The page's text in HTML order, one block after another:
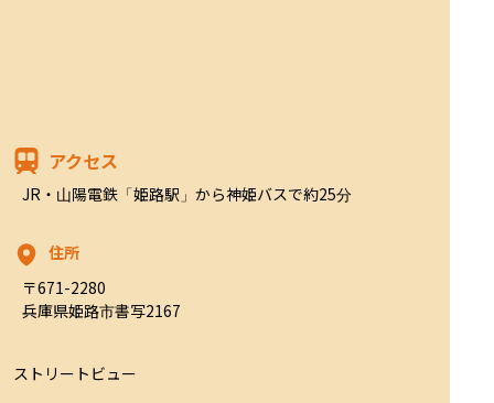
アクセス
JR・山陽電鉄「姫路駅」から神姫バスで約25分
住所
〒671-2280
兵庫県姫路市書写2167
ストリートビュー